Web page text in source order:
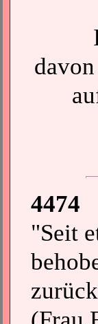
4474
"Seit